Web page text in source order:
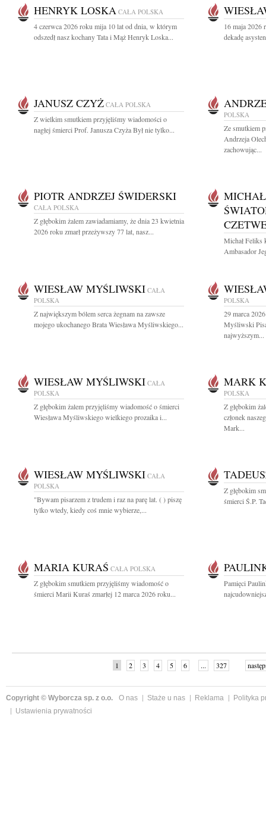
HENRYK LOSKA CAŁA POLSKA
4 czerwca 2026 roku mija 10 lat od dnia, w którym
odszedł nasz kochany Tata i Mąż Henryk Loska...
16 maja 2026
dekadę
JANUSZ CZYŻ CAŁA POLSKA
Z wielkim smutkiem przyjęliśmy wiadomości o
nagłej śmierci Prof. Janusza Czyża Był nie tylko...
POLSKA
Ze smutkiem
Andrzeja
zachowując...
PIOTR ANDRZEJ ŚWIDERSKI
CAŁA POLSKA
Z głębokim żalem zawiadamiamy, że dnia 23 kwietnia
2026 roku zmarł przeżywszy 77 lat, nasz...
Michał Feliks
Ambasador
WIESŁAW MYŚLIWSKI CAŁA
POLSKA
Z największym bólem serca żegnam na zawsze
mojego ukochanego Brata Wiesława Myśliwskiego...
POLSKA
29 marca
Myśliwski
najwyższym...
WIESŁAW MYŚLIWSKI CAŁA
POLSKA
Z głębokim żalem przyjęliśmy wiadomość o śmierci
Wiesława Myśliwskiego wielkiego prozaika i...
MARK
POLSKA
Z głębokim
członek
Mark...
WIESŁAW MYŚLIWSKI CAŁA
POLSKA
"Bywam pisarzem z trudem i raz na parę lat. ( ) piszę
tylko wtedy, kiedy coś mnie wybierze,...
Z głębokim
śmierci Ś.P.
MARIA KURAŚ CAŁA POLSKA
Z głębokim smutkiem przyjęliśmy wiadomość o
śmierci Marii Kuraś zmarłej 12 marca 2026 roku...
Pamięci
1 2 3 4 5 6 ... 327
Copyright © Wyborcza sp. z o.o. O nas Staże u nas Reklama
Polityka
Ustawienia prywatności